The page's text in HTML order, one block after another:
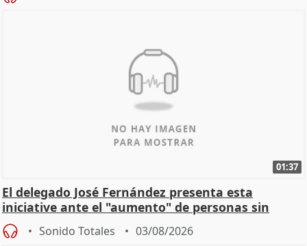
01:37
El delegado José Fernández presenta esta
iniciative ante el "aumento" de personas sin
hogar en Madri
Sonido Totales 03/08/2026